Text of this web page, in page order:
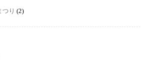
り (2)